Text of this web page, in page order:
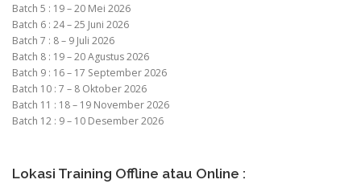
Batch 5 : 19 – 20 Mei 2026
Batch 6 : 24 – 25 Juni 2026
Batch 7 : 8 – 9 Juli 2026
Batch 8 : 19 – 20 Agustus 2026
Batch 9 : 16 – 17 September 2026
Batch 10 : 7 – 8 Oktober 2026
Batch 11 : 18 – 19 November 2026
Batch 12 : 9 – 10 Desember 2026
Lokasi Training Offline atau Online :